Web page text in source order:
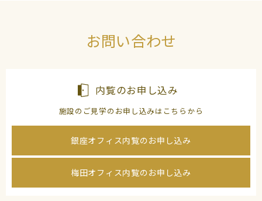
お問い合わせ
内覧のお申し込み
施設のご見学のお申し込みはこちらから
銀座オフィス内覧のお申し込み
梅田オフィス内覧のお申し込み